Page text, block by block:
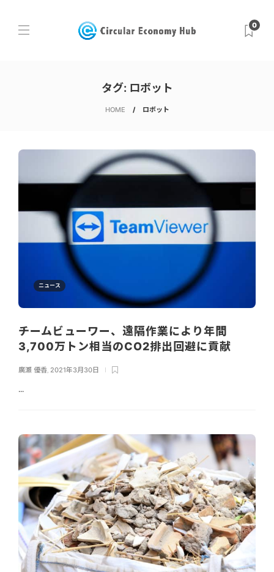
0
タグ: ロボット
HOME ロボット
ニュース
チームビューワー、遠隔作業により年間
3,700万トン相当のCO2排出回避に貢献
廣瀬 優香 2021年3月30日
...